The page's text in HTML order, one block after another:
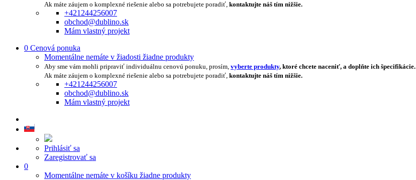
Ak máte záujem o komplexné riešenie alebo sa potrebujete poradiť, kontaktujte náš tím nižšie.
+421244256007
obchod@dublino.sk
Mám vlastný projekt
0 Cenová ponuka
Momentálne nemáte v žiadosti žiadne produkty
Aby sme vám mohli pripraviť individuálnu cenovú ponuku, prosím, vyberte produkty, ktoré chcete naceniť, a doplňte ich špecifikácie.
Ak máte záujem o komplexné riešenie alebo sa potrebujete poradiť, kontaktujte náš tím nižšie.
+421244256007
obchod@dublino.sk
Mám vlastný projekt
Prihlásiť sa
Zaregistrovať sa
0
Momentálne nemáte v košíku žiadne produkty